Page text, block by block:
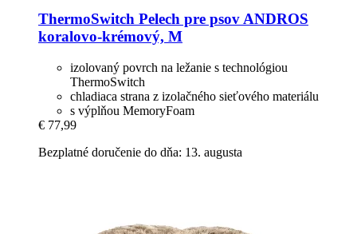
ThermoSwitch Pelech pre psov ANDROS
koralovo-​krémový, M
izolovaný povrch na ležanie s technológiou
ThermoSwitch
chladiaca strana z izolačného sieťového materiálu
s výplňou MemoryFoam
€ 77,99
Bezplatné doručenie do dňa: 13. augusta